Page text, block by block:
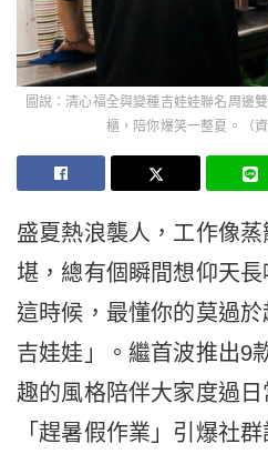
圖說：清心福全與變種吉娃娃聯名周邊
櫃，陪你爆笑一整夏。（
盛夏熱浪襲人，工作像
堪，總有個瞬間想仰天長
這時候，最懂你的莫過
吉娃娃」。繼首波推出9
趣的風格陪伴大家度過日
「趕暑假作業」引爆社